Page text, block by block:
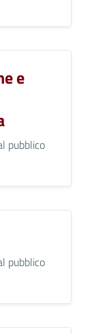
e
pubblico
pubblico